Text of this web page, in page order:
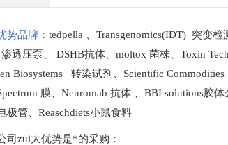
势品牌： tedpella Transgenomics(IDT) 突变检
透压泵
DSHB抗体 moltox 菌株 Toxin
Biosystems 转染试剂
Scientific Commodities
膜 Neuromab 抗体 BBI solutions胶体
极管
Reaschdiets小鼠食料
司zui大优势是*的采购 ：